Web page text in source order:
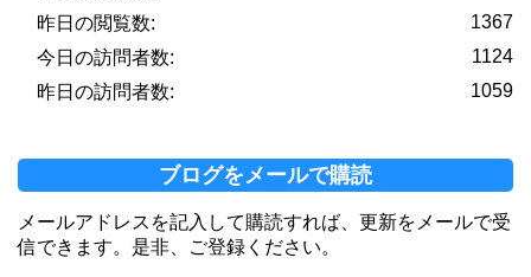
1367
昨日の閲覧数:
1124
今日の訪問者数:
1059
昨日の訪問者数:
ブログをメールで購読
メールアドレスを記入して購読すれば、更新をメールで受
信できます。是非、ご登録ください。